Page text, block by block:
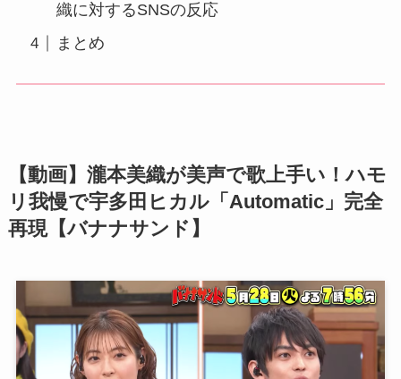
織に対するSNSの反応
まとめ
【動画】瀧本美織が美声で歌上手い！ハモ
リ我慢で宇多田ヒカル「Automatic」完全
再現【バナナサンド】